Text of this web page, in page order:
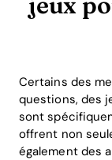
Certains des
questions, des
sont
offrent non
également des